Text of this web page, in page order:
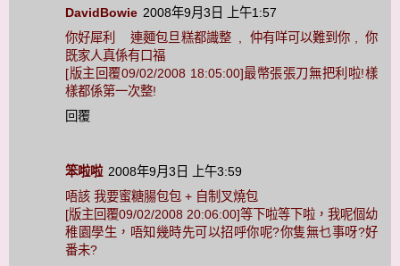
DavidBowie 2008年9月3日 上午1:57
你好犀利 連麵包旦糕都識整 , 仲有咩可以難到你 , 你
既家人真係有口福
[版主回覆09/02/2008 18:05:00]最幣張張刀無把利啦!樣
樣都係第一次整!
回覆
笨啦啦 2008年9月3日 上午3:59
唔該 我要蜜糖腸包包 + 自制叉燒包
[版主回覆09/02/2008 20:06:00]等下啦等下啦，我呢個幼
稚園學生，唔知幾時先可以招呼你呢?你隻無乜事呀?好
番未?